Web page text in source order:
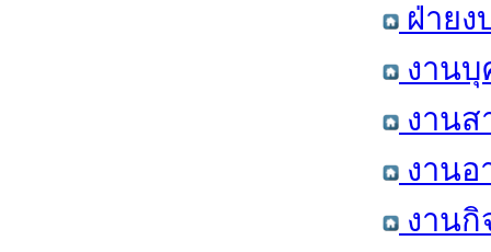
ฝ่าย
งานบุ
งานส
งานอ
งาน